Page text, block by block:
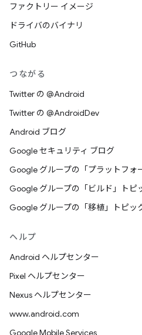
ファクトリー イメージ
ドライバのバイナリ
GitHub
つながる
Twitter の @Android
Twitter の @AndroidDev
Android ブログ
Google セキュリティ ブログ
Google グループの「プラットフォ
Google グループの「ビルド」トピ
Google グループの「移植」トピッ
ヘルプ
Android ヘルプセンター
Pixel ヘルプセンター
Nexus ヘルプセンター
www.android.com
Google Mobile Services